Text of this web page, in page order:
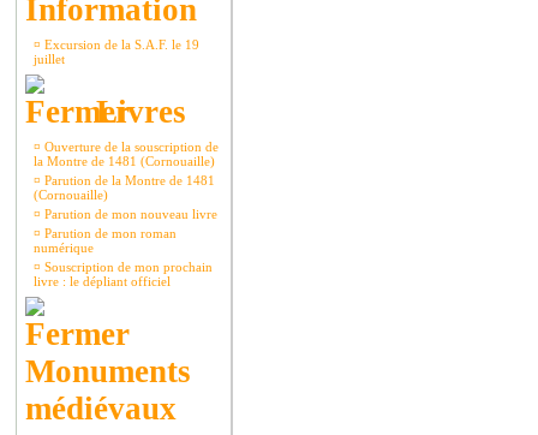
Information
¤ Excursion de la S.A.F. le 19
juillet
Livres
¤ Ouverture de la souscription de
la Montre de 1481 (Cornouaille)
¤ Parution de la Montre de 1481
(Cornouaille)
¤ Parution de mon nouveau livre
¤ Parution de mon roman
numérique
¤ Souscription de mon prochain
livre : le dépliant officiel
Monuments
médiévaux